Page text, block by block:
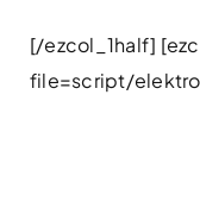
[/ezcol_1half]
file=script/